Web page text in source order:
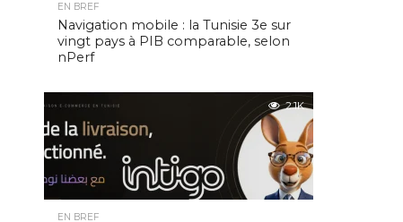
EN BREF
Navigation mobile : la Tunisie 3e sur
vingt pays à PIB comparable, selon
nPerf
2.1K
EN BREF